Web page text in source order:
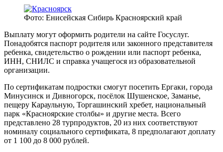
Фото: Енисейская Сибирь Красноярский край
Выплату могут оформить родители на сайте Госуслуг.
Понадобятся паспорт родителя или законного представителя
ребенка, свидетельство о рождении или паспорт ребенка,
ИНН, СНИЛС и справка учащегося из образовательной
организации.
По сертификатам подростки смогут посетить Ергаки, города
Минусинск и Дивногорск, посёлок Шушенское, Заманье,
пещеру Караульную, Торгашинский хребет, национальный
парк «Красноярские столбы» и другие места. Всего
представлено 28 турпродуктов, 20 из них соответствуют
номиналу социального сертификата, 8 предполагают доплату
от 1 100 до 8 000 рублей.